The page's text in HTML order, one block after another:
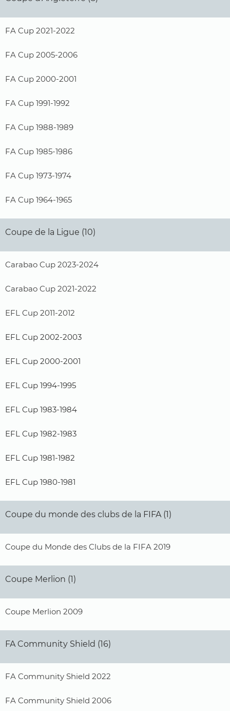
FA Cup 2021-2022
FA Cup 2005-2006
FA Cup 2000-2001
FA Cup 1991-1992
FA Cup 1988-1989
FA Cup 1985-1986
FA Cup 1973-1974
FA Cup 1964-1965
Coupe de la Ligue (10)
Carabao Cup 2023-2024
Carabao Cup 2021-2022
EFL Cup 2011-2012
EFL Cup 2002-2003
EFL Cup 2000-2001
EFL Cup 1994-1995
EFL Cup 1983-1984
EFL Cup 1982-1983
EFL Cup 1981-1982
EFL Cup 1980-1981
Coupe du monde des clubs de la FIFA (1)
Coupe du Monde des Clubs de la FIFA 2019
Coupe Merlion (1)
Coupe Merlion 2009
FA Community Shield (16)
FA Community Shield 2022
FA Community Shield 2006